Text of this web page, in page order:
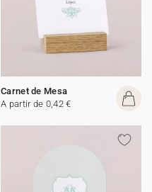
Carnet de Mesa
A partir de 0,42 €